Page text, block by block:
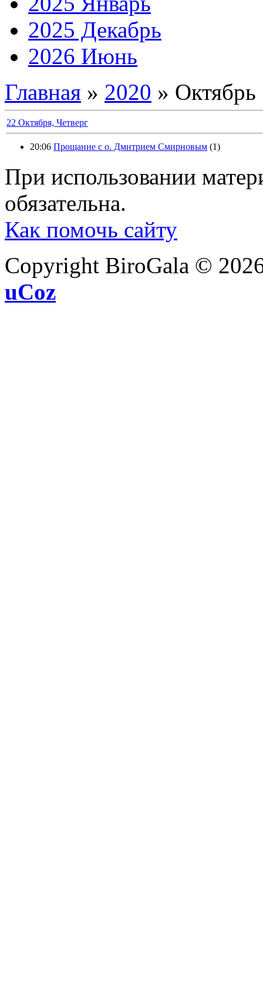
2025 Декабрь
2026 Июнь
Главная » 2020 » Октябрь
22 Октября, Четверг
20:06 Прощание с о. Дмитрием Смирновым (1)
При использовании
обязательна.
Как помочь сайту
Copyright BiroGala ©
uCoz